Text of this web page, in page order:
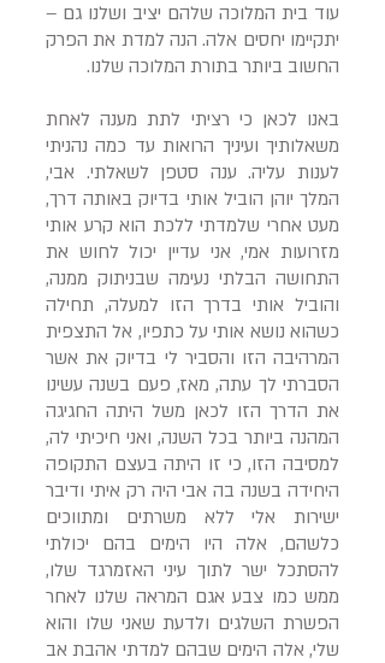
עוד בית המלוכה שלהם יציב ושלנו גם –
יתקיימו יחסים אלה. הנה למדת את הפרק
החשוב ביותר בתורת המלוכה שלנו.
באנו לכאן כי רציתי לתת מענה לאחת
משאלותיך ועיניך הרואות עד כמה נהניתי
לענות עליה. ענה סטפן לשאלתי. אבי,
המלך יוהן הוביל אותי בדיוק באותה דרך,
מעט אחרי שלמדתי ללכת הוא קרע אותי
מזרועות אמי, אני עדיין יכול לחוש את
התחושה הבלתי נעימה שבניתוק ממנה,
והוביל אותי בדרך הזו למעלה, תחילה
כשהוא נושא אותי על כתפיו, אל התצפית
המרהיבה הזו והסביר לי בדיוק את אשר
הסברתי לך עתה, מאז, פעם בשנה עשינו
את הדרך הזו לכאן משל היתה החגיגה
המהנה ביותר בכל השנה, ואני חיכיתי לה,
למסיבה הזו, כי זו היתה בעצם התקופה
היחידה בשנה בה אבי היה רק איתי ודיבר
ישירות אלי ללא משרתים ומתווכים
כלשהם, אלה היו הימים בהם יכולתי
להסתכל ישר לתוך עיני האזמרגד שלו,
ממש כמו צבע אגם המראה שלנו לאחר
הפשרת השלגים ולדעת שאני שלו והוא
שלי, אלה הימים שבהם למדתי אהבת אב